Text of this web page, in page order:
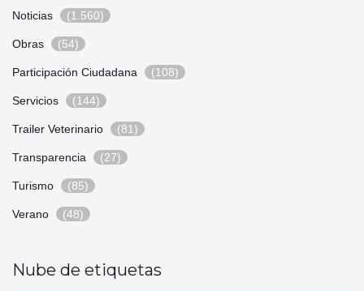
Noticias (1.560)
Obras (54)
Participación Ciudadana (108)
Servicios (144)
Trailer Veterinario (81)
Transparencia (27)
Turismo (85)
Verano (48)
Nube de etiquetas